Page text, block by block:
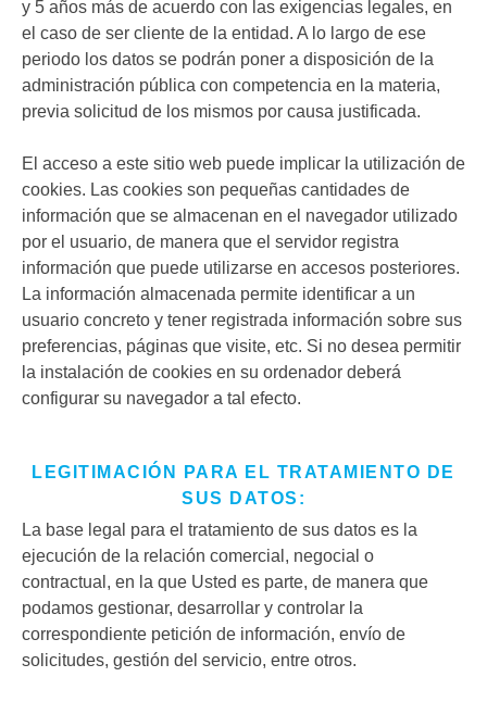
y 5 años más de acuerdo con las exigencias legales, en
el caso de ser cliente de la entidad. A lo largo de ese
periodo los datos se podrán poner a disposición de la
administración pública con competencia en la materia,
previa solicitud de los mismos por causa justificada.
El acceso a este sitio web puede implicar la utilización de
cookies. Las cookies son pequeñas cantidades de
información que se almacenan en el navegador utilizado
por el usuario, de manera que el servidor registra
información que puede utilizarse en accesos posteriores.
La información almacenada permite identificar a un
usuario concreto y tener registrada información sobre sus
preferencias, páginas que visite, etc. Si no desea permitir
la instalación de cookies en su ordenador deberá
configurar su navegador a tal efecto.
LEGITIMACIÓN PARA EL TRATAMIENTO DE
SUS DATOS:
La base legal para el tratamiento de sus datos es la
ejecución de la relación comercial, negocial o
contractual, en la que Usted es parte, de manera que
podamos gestionar, desarrollar y controlar la
correspondiente petición de información, envío de
solicitudes, gestión del servicio, entre otros.